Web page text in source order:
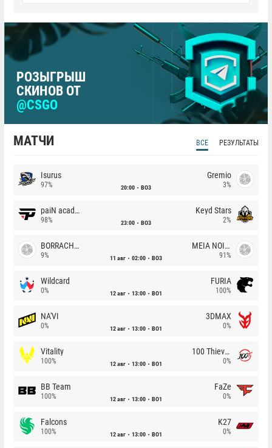
РОЗЫГРЫШ
СКИНОВ ОТ
@CSGO
МАТЧИ ВСЕ РЕЗУЛЬТАТЫ
Isurus
97% 20:00 BO3
Gremio
3%
paiN academy
98% 23:00 BO3
Keyd Stars
2%
BORRACHEIROS
9% 11 авг 02:00 BO3
MEIA NOITE
91%
Wildcard
0% 12 авг 13:00 BO1
FURIA
100%
NA'VI
0% 12 авг 13:00 BO1
3DMAX
0%
Vitality
100% 12 авг 13:00 BO1
100 Thieves
0%
BB Team
100% 12 авг 13:00 BO1
FaZe
0%
Falcons
100% 12 авг 13:00 BO1
K27
0%